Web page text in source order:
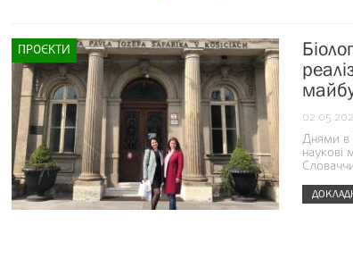
ПРОЄКТИ
Днями в
наукові